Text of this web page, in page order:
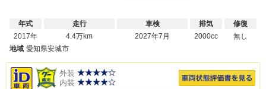
年式
2017年
走行
4.4万km
車検
2027年7月
排気
2000cc
修復
無し
地域 愛知県安城市
外装
内装